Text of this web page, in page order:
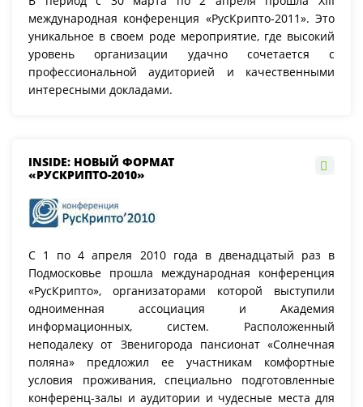
международная конференция «РусКрипто-2011». Это
уникальное в своем роде мероприятие, где высокий
уровень организации удачно сочетается с
профессиональной аудиторией и качественными
интересными докладами.
INSIDE: НОВЫЙ ФОРМАТ
«РУСКРИПТО-2010»
С 1 по 4 апреля 2010 года в двенадцатый раз в
Подмосковье прошла международная конференция
«РусКрипто», организаторами которой выступили
одноименная ассоциация и Академия
информационных, систем. Расположенный
неподалеку от Звенигорода пансионат «Солнечная
поляна» предложил ее участникам комфортные
условия проживания, специально подготовленные
конференц-залы и аудитории и чудесные места для